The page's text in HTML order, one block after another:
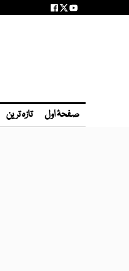
صفحۂ اول تازہ ترین